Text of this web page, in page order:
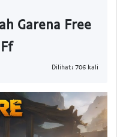
Garena Free
Dilihat: 706 kali